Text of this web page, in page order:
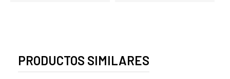
PRODUCTOS SIMILARES